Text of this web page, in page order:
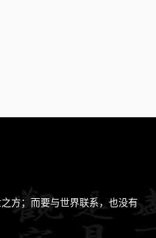
方；而要与世界联系，也没有